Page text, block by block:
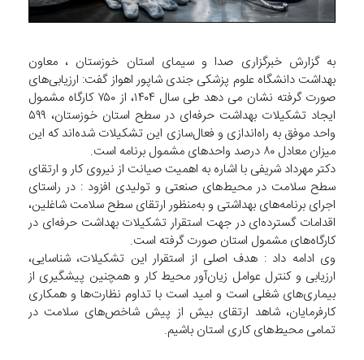
به گزارش خبرگزاری صدا و سیمای استان خوزستان ، معاون
بهداشت دانشگاه علوم پزشکی جندی شاپور اهواز گفت: ارزیابی‌های
صورت گرفته نشان می دهد طی سال ۱۴۰۴، از ۷۵۰ کارگاه مشمول
ایجاد تشکیلات بهداشت حرفه‌ای در سطح استان خوزستان، ۵۹۹
واحد موفق به راه‌اندازی و فعال‌سازی این تشکیلات شده‌اند که این
میزان معادل ۸۰ درصد واحدهای مشمول برنامه است.
دکتر مهرداد شریفی با اشاره به اهمیت صیانت از نیروی کار و ارتقای
سطح سلامت در محیط‌های صنعتی و تولیدی افزود : در راستای
اجرای برنامه‌های بهداشتی و به‌منظور ارتقای سطح سلامت شاغلین،
اقدامات گسترده‌ای در جهت استقرار تشکیلات بهداشت حرفه‌ای در
کارگاه‌های مشمول استان صورت گرفته است.
وی ادامه داد : هدف اصلی از استقرار این تشکیلات، شناسایی،
ارزیابی و کنترل عوامل زیان‌آور محیط کار و همچنین پیشگیری از
بیماری‌های شغلی است و امید است با تداوم نظارت‌ها و همکاری
کارفرمایان، شاهد ارتقای بیش‌ از پیش شاخص‌های سلامت در
تمامی محیط‌های کاری استان باشیم.